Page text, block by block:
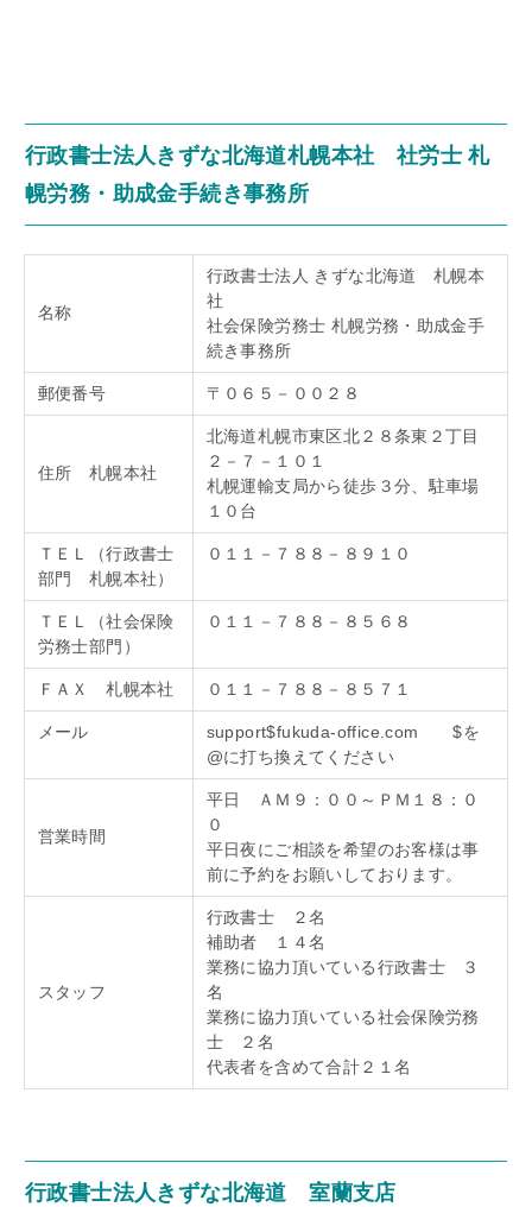
行政書士法人きずな北海道札幌本社 社労士 札
幌労務・助成金手続き事務所
名称
行政書士法人 きずな北海道 札幌本
社
社会保険労務士 札幌労務・助成金手
続き事務所
郵便番号 〒０６５－００２８
住所 札幌本社
北海道札幌市東区北２８条東２丁目
２－７－１０１
札幌運輸支局から徒歩３分、駐車場
１０台
ＴＥＬ（行政書士
部門 札幌本社）
０１１－７８８－８９１０
ＴＥＬ（社会保険
労務士部門）
０１１－７８８－８５６８
ＦＡＸ 札幌本社 ０１１－７８８－８５７１
メール
support$fukuda-office.com $を
@に打ち換えてください
営業時間
平日 ＡＭ９：００～ＰＭ１８：０
０
平日夜にご相談を希望のお客様は事
前に予約をお願いしております。
スタッフ
行政書士 ２名
補助者 １４名
業務に協力頂いている行政書士 ３
名
業務に協力頂いている社会保険労務
士 ２名
代表者を含めて合計２１名
行政書士法人きずな北海道 室蘭支店